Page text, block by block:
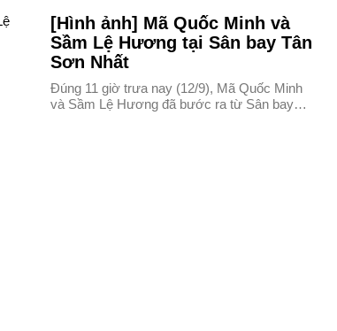
[Hình ảnh] Mã Quốc Minh và
Sầm Lệ Hương tại Sân bay Tân
Sơn Nhất
Đúng 11 giờ trưa nay (12/9), Mã Quốc Minh
và Sầm Lệ Hương đã bước ra từ Sân bay…